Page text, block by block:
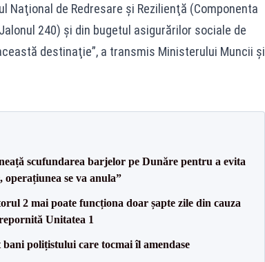
Naţional de Redresare şi Rezilienţă (Componenta
240) şi din bugetul asigurărilor sociale de
destinaţie”, a transmis Ministerului Muncii şi
scufundarea barjelor pe Dunăre pentru a evita
se va anula”
2 mai poate funcționa doar șapte zile din cauza
Unitatea 1
polițistului care tocmai îl amendase